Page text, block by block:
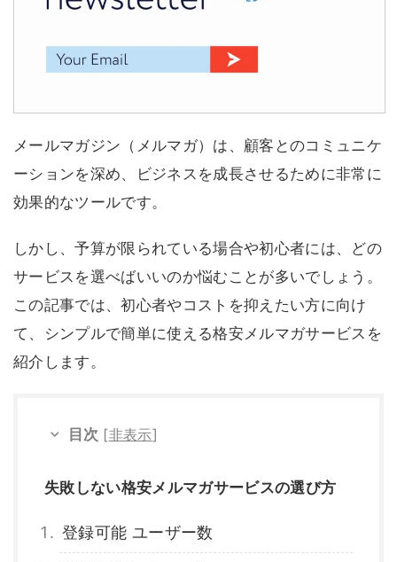
メールマガジン（メルマガ）は、顧客とのコミュニケ
ーションを深め、ビジネスを成長させるために非常に
効果的なツールです。
しかし、予算が限られている場合や初心者には、どの
サービスを選べばいいのか悩むことが多いでしょう。
この記事では、初心者やコストを抑えたい方に向け
て、シンプルで簡単に使える格安メルマガサービスを
紹介します。
目次 [非表示]
失敗しない格安メルマガサービスの選び方
登録可能 ユーザー数